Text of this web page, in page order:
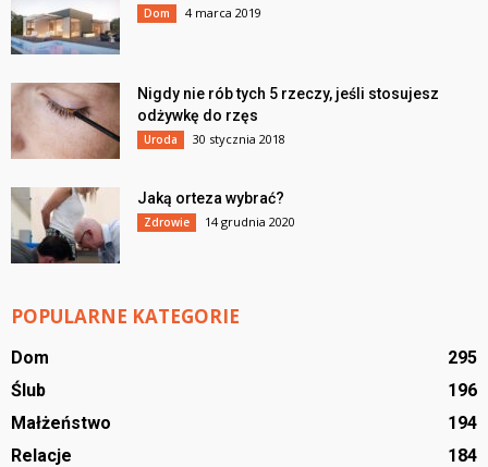
Dom 4 marca 2019
Nigdy nie rób tych 5 rzeczy, jeśli stosujesz
odżywkę do rzęs
Uroda 30 stycznia 2018
Jaką orteza wybrać?
Zdrowie 14 grudnia 2020
POPULARNE KATEGORIE
Dom
295
Ślub
196
Małżeństwo
194
Relacje
184